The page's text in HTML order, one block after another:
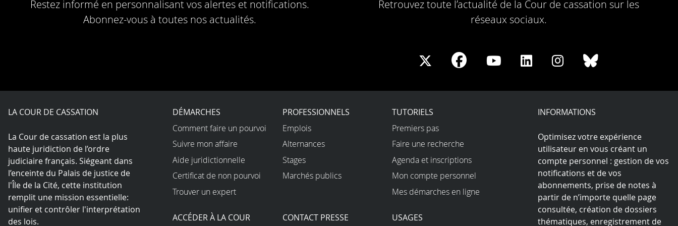
Restez informé en personnalisant vos alertes et notifications.
Abonnez-vous à toutes nos actualités.
Retrouvez toute l’actualité de la Cour de cassation sur les
réseaux sociaux.
Share
X
Share
Facebook
Share
Youtube
Share
LinkedIn
Share
Instagram
Share
Bluesky
LA COUR DE CASSATION
La Cour de cassation est la plus
haute juridiction de l’ordre
judiciaire français. Siégeant dans
l’enceinte du Palais de justice de
l'Île de la Cité, cette institution
remplit une mission essentielle:
unifier et contrôler l'interprétation
des lois.
DÉMARCHES
Comment faire un pourvoi
Suivre mon affaire
Aide juridictionnelle
Certificat de non pourvoi
Trouver un expert
PROFESSIONNELS
Emplois
Alternances
Stages
Marchés publics
TUTORIELS
Premiers pas
Faire une recherche
Agenda et inscriptions
Mon compte personnel
Mes démarches en ligne
ACCÉDER À LA COUR CONTACT PRESSE USAGES
INFORMATIONS
Optimisez votre expérience
utilisateur en vous créant un
compte personnel : gestion de vos
notifications et de vos
abonnements, prise de notes à
partir de n’importe quelle page
consultée, création de dossiers
thématiques, enregistrement de